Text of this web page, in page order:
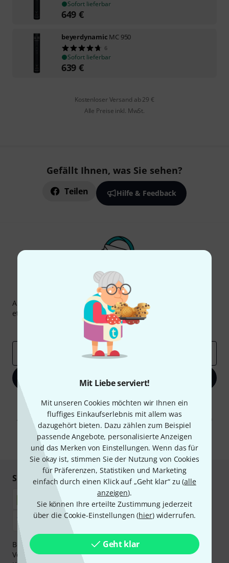
Mit Liebe serviert!
Mit unseren Cookies möchten wir Ihnen ein
fluffiges Einkaufserlebnis mit allem was
dazugehört bieten. Dazu zählen zum Beispiel
passende Angebote, personalisierte Anzeigen
und das Merken von Einstellungen. Wenn das für
Sie okay ist, stimmen Sie der Nutzung von Cookies
für Präferenzen, Statistiken und Marketing
einfach durch einen Klick auf „Geht klar“ zu (alle
anzeigen).
Sie können Ihre erteilte Zustimmung jederzeit
über die Cookie-Einstellungen (hier) widerrufen.
Geht klar
Sofort lieferbar
649 €
beyerdynamic MC 950
6
Sofort lieferbar
639 €
Kostenloser Versand ab 29 €
Alle Preise inkl. MwSt.
Gefällt Ihnen, was Sie sehen?
Teilen Hilfe & Feedback
Thomann Newsletter
Abonniere den Thomann Newsletter und gewinne mit
etwas Glück einen von
50 Gutscheinenüber jeweils
Inspirierende Beiträge
Deals
Jetzt anmelden
Mit Klick auf „Jetzt anmelden“ stimmen Sie dem Erhalt von E-Mail-
Werbung und einer Messung des E-Mail-Nutzungsverhaltens zu. Die
Abmeldung ist jederzeit möglich. Weitere Informationen finden Sie in
unserenDatenschutzhinweisen.
* Pflichtfeld
Sicher einkaufen & bezahlen
Bezahlen Sie vertraulich und sicher per Nachnahme,
Vorkasse, PayPal, Amazon Pay,Klarna Sofort bezahlen